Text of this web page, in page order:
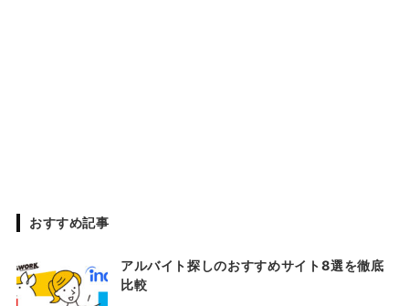
おすすめ記事
アルバイト探しのおすすめサイト8選を徹底
比較